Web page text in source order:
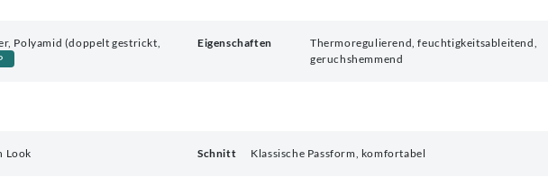
Polyamid (doppelt gestrickt,
Eigenschaften
Thermoregulierend, feuchtigkeitsableitend,
geruchshemmend
Look Schnitt Klassische Passform, komfortabel